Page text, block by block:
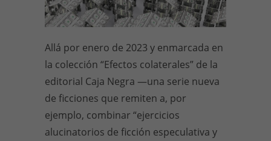
Allá por enero de 2023 y enmarcada en
la colección “Efectos colaterales” de la
editorial Caja Negra —una serie nueva
de ficciones que remiten a, por
ejemplo, combinar “ejercicios
alucinatorios de ficción especulativa y